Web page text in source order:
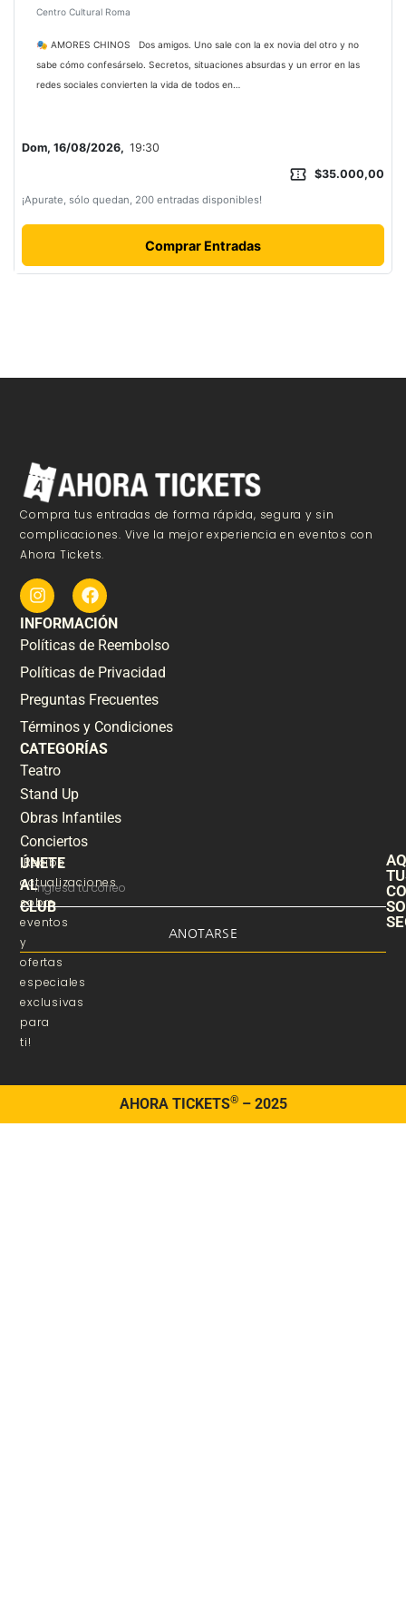
Centro Cultural Roma
🎭 AMORES CHINOS Dos amigos. Uno sale con la ex novia del otro y no
sabe cómo confesárselo. Secretos, situaciones absurdas y un error en las
redes sociales convierten la vida de todos en…
Dom, 16/08/2026, 19:30
confirmation_number $35.000,00
¡Apurate, sólo quedan, 200 entradas disponibles!
Comprar Entradas
Compra tus entradas de forma rápida, segura y sin
complicaciones. Vive la mejor experiencia en eventos con
Ahora Tickets.
INFORMACIÓN
Políticas de Reembolso
Políticas de Privacidad
Preguntas Frecuentes
Términos y Condiciones
CATEGORÍAS
Teatro
Stand Up
Obras Infantiles
Conciertos
ÚNETE
AL
CLUB
¡Recibe
actualizaciones
sobre
eventos
y
ofertas
especiales
exclusivas
para
ti!
ANOTARSE
AHORA TICKETS®– 2025